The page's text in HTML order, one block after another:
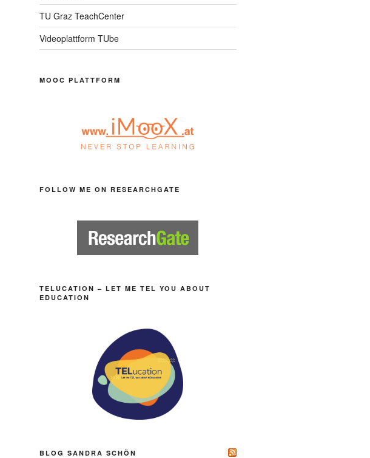
TU Graz TeachCenter
Videoplattform TUbe
MOOC PLATTFORM
FOLLOW ME ON RESEARCHGATE
TELUCATION – LET ME TEL YOU ABOUT
EDUCATION
BLOG SANDRA SCHÖN